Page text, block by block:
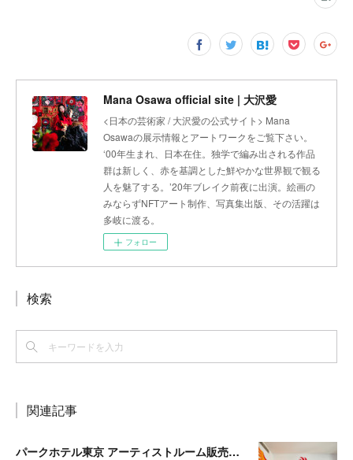
Mana Osawa official site | 大沢愛
<日本の芸術家 / 大沢愛の公式サイト> Mana
Osawaの展示情報とアートワークをご覧下さい。
‘00年生まれ、日本在住。独学で編み出される作品
群は新しく、赤を基調とした鮮やかな世界観で観る
人を魅了する。’20年ブレイク前夜に出演。絵画の
みならずNFTアート制作、写真集出版、その活躍は
多岐に渡る。
フォロー
検索
関連記事
パークホテル東京 アーティストルーム販売開始